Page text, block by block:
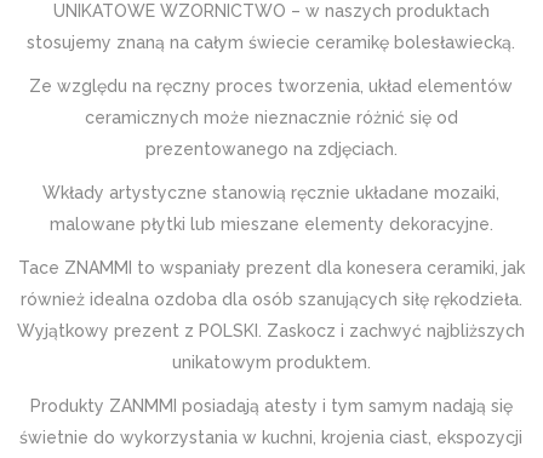
UNIKATOWE WZORNICTWO – w naszych produktach
stosujemy znaną na całym świecie ceramikę bolesławiecką.
Ze względu na ręczny proces tworzenia, układ elementów
ceramicznych może nieznacznie różnić się od
prezentowanego na zdjęciach.
Wkłady artystyczne stanowią ręcznie układane mozaiki,
malowane płytki lub mieszane elementy dekoracyjne.
Tace ZNAMMI to wspaniały prezent dla konesera ceramiki, jak
również idealna ozdoba dla osób szanujących siłę rękodzieła.
Wyjątkowy prezent z POLSKI. Zaskocz i zachwyć najbliższych
unikatowym produktem.
Produkty ZANMMI posiadają atesty i tym samym nadają się
świetnie do wykorzystania w kuchni, krojenia ciast, ekspozycji